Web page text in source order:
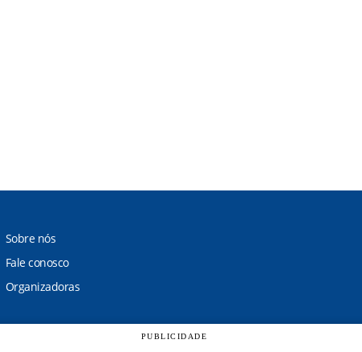
Sobre nós
Fale conosco
Organizadoras
PUBLICIDADE